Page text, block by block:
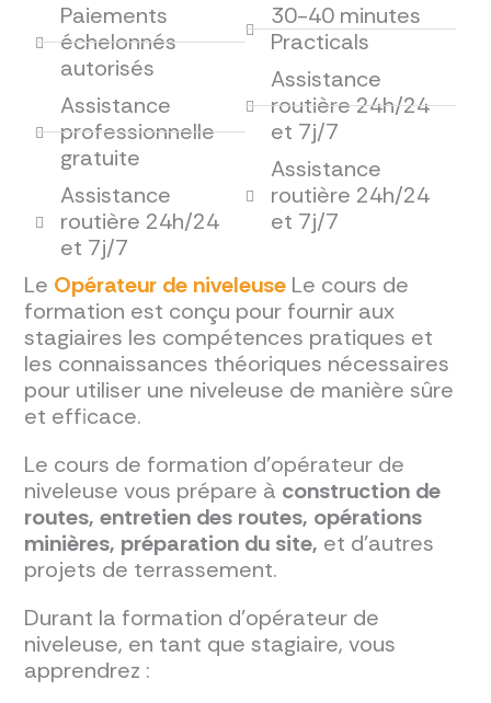
Paiements
échelonnés
autorisés
Assistance
professionnelle
gratuite
Assistance
routière 24h/24
et 7j/7
30-40 minutes
Practicals
Assistance
routière 24h/24
et 7j/7
Assistance
routière 24h/24
et 7j/7
Le Opérateur de niveleuse Le cours de
formation est conçu pour fournir aux
stagiaires les compétences pratiques et
les connaissances théoriques nécessaires
pour utiliser une niveleuse de manière sûre
et efficace.
Le cours de formation d'opérateur de
niveleuse vous prépare à construction de
routes, entretien des routes, opérations
minières, préparation du site, et d'autres
projets de terrassement.
Durant la formation d'opérateur de
niveleuse, en tant que stagiaire, vous
apprendrez :